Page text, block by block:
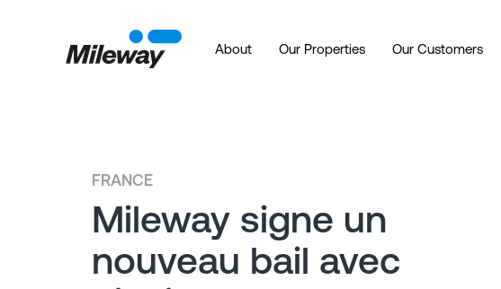
About Our Properties Our Customers
FRANCE
Mileway signe un
nouveau bail avec